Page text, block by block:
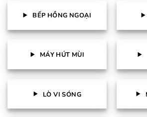
BẾP HỒNG NGOẠI
MÁY HÚT MÙI
LÒ VI SÓNG